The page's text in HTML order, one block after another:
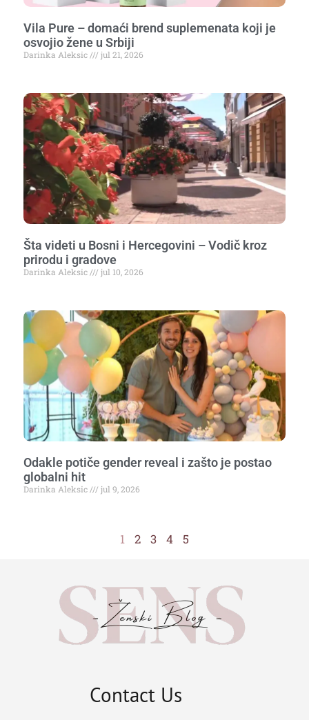
Vila Pure – domaći brend suplemenata koji je
osvojio žene u Srbiji
Darinka Aleksic jul 21, 2026
Šta videti u Bosni i Hercegovini – Vodič kroz
prirodu i gradove
Darinka Aleksic jul 10, 2026
Odakle potiče gender reveal i zašto je postao
globalni hit
Darinka Aleksic jul 9, 2026
1 2 3 4 5
Contact Us